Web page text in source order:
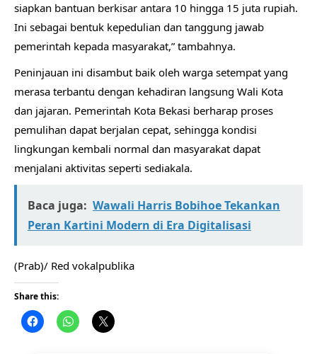
siapkan bantuan berkisar antara 10 hingga 15 juta rupiah.
Ini sebagai bentuk kepedulian dan tanggung jawab
pemerintah kepada masyarakat,” tambahnya.
Peninjauan ini disambut baik oleh warga setempat yang
merasa terbantu dengan kehadiran langsung Wali Kota
dan jajaran. Pemerintah Kota Bekasi berharap proses
pemulihan dapat berjalan cepat, sehingga kondisi
lingkungan kembali normal dan masyarakat dapat
menjalani aktivitas seperti sediakala.
Baca juga: Wawali Harris Bobihoe Tekankan
Peran Kartini Modern di Era Digitalisasi
(Prab)/ Red vokalpublika
Share this: